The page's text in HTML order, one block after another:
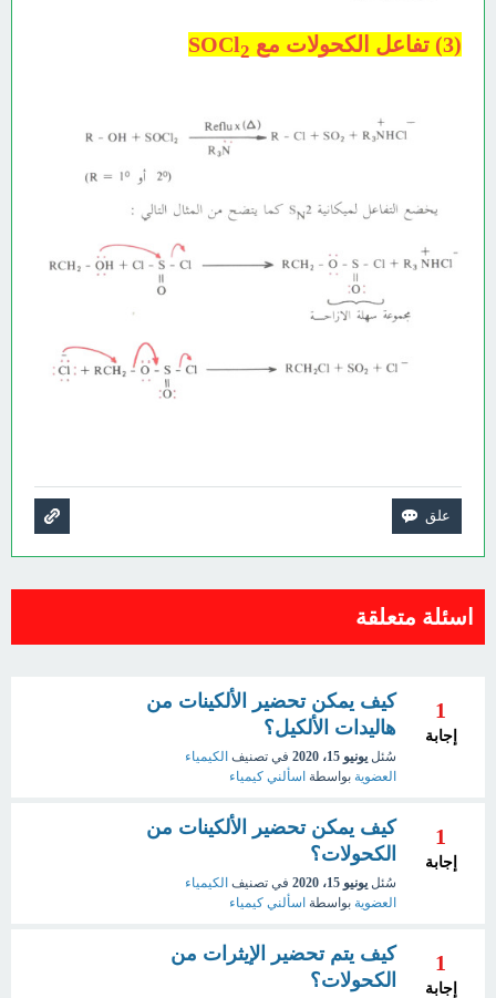
(3) تفاعل الكحولات مع SOCl 2
اسئلة متعلقة
1
إجابة
كيف يمكن تحضير الألكينات من
هاليدات الألكيل؟
سُئل يونيو 15، 2020 في تصنيف الكيمياء
العضوية بواسطة اسألني كيمياء
1
إجابة
كيف يمكن تحضير الألكينات من
الكحولات؟
سُئل يونيو 15، 2020 في تصنيف الكيمياء
العضوية بواسطة اسألني كيمياء
1
إجابة
كيف يتم تحضير الإيثرات من
الكحولات؟